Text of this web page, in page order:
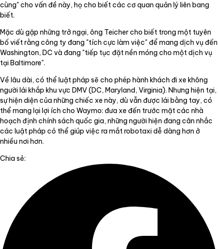
cùng" cho vấn đề này, họ cho biết các cơ quan quản lý liên bang
biết.
Mặc dù gặp những trở ngại, ông Teicher cho biết trong một tuyên
bố viết rằng công ty đang "tích cực làm việc" để mang dịch vụ đến
Washington, DC và đang "tiếp tục đặt nền móng cho một dịch vụ
tại Baltimore".
Về lâu dài, có thể luật pháp sẽ cho phép hành khách đi xe không
người lái khắp khu vực DMV (DC, Maryland, Virginia). Nhưng hiện tại,
sự hiện diện của những chiếc xe này, dù vẫn được lái bằng tay, có
thể mang lại lợi ích cho Waymo: đưa xe đến trước mặt các nhà
hoạch định chính sách quốc gia, những người hiện đang cân nhắc
các luật pháp có thể giúp việc ra mắt robotaxi dễ dàng hơn ở
nhiều nơi hơn.
Chia sẻ: